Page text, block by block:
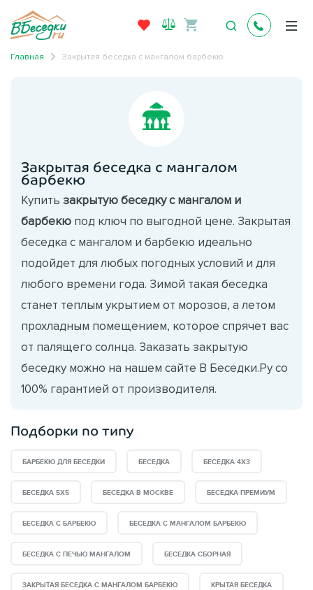
Главная Закрытая беседка с мангалом барбекю
Закрытая беседка с мангалом
барбекю
Купить закрытую беседку с мангалом и
барбекю под ключ по выгодной цене. Закрытая
беседка с мангалом и барбекю идеально
подойдет для любых погодных условий и для
любого времени года. Зимой такая беседка
станет теплым укрытием от морозов, а летом
прохладным помещением, которое спрячет вас
от палящего солнца. Заказать закрытую
беседку можно на нашем сайте В Беседки.Ру со
100% гарантией от производителя.
Подборки по типу
БАРБЕКЮ ДЛЯ БЕСЕДКИ БЕСЕДКА БЕСЕДКА 4X3
БЕСЕДКА 5Х5 БЕСЕДКА В МОСКВЕ БЕСЕДКА ПРЕМИУМ
БЕСЕДКА С БАРБЕКЮ БЕСЕДКА С МАНГАЛОМ БАРБЕКЮ
БЕСЕДКА С ПЕЧЬЮ МАНГАЛОМ БЕСЕДКА СБОРНАЯ
ЗАКРЫТАЯ БЕСЕДКА С МАНГАЛОМ БАРБЕКЮ КРЫТАЯ БЕСЕДКА